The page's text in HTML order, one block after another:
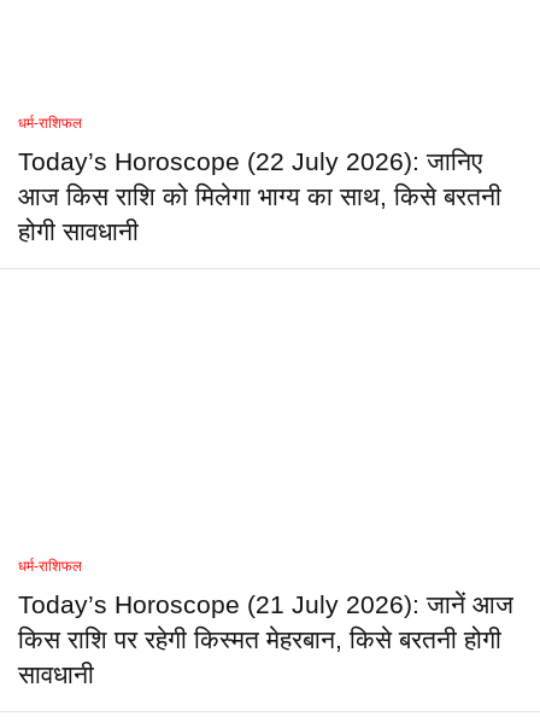
धर्म-राशिफल
Today’s Horoscope (22 July 2026): जानिए
आज किस राशि को मिलेगा भाग्य का साथ, किसे बरतनी
होगी सावधानी
धर्म-राशिफल
Today’s Horoscope (21 July 2026): जानें आज
किस राशि पर रहेगी किस्मत मेहरबान, किसे बरतनी होगी
सावधानी